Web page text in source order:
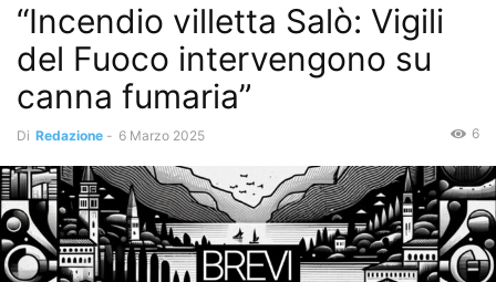
“Incendio villetta Salò: Vigili
del Fuoco intervengono su
canna fumaria”
Di Redazione - 6 Marzo 2025 6